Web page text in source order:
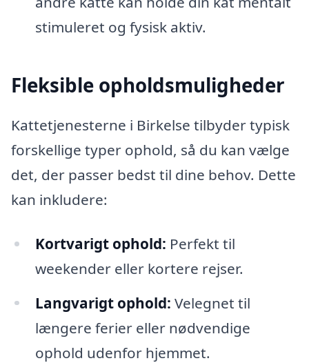
stimuleret og fysisk aktiv.
Fleksible opholdsmuligheder
Kattetjenesterne i Birkelse tilbyder typisk
forskellige typer ophold, så du kan vælge
det, der passer bedst til dine behov. Dette
kan inkludere:
Kortvarigt ophold: Perfekt til
weekender eller kortere rejser.
Langvarigt ophold: Velegnet til
længere ferier eller nødvendige
ophold udenfor hjemmet.